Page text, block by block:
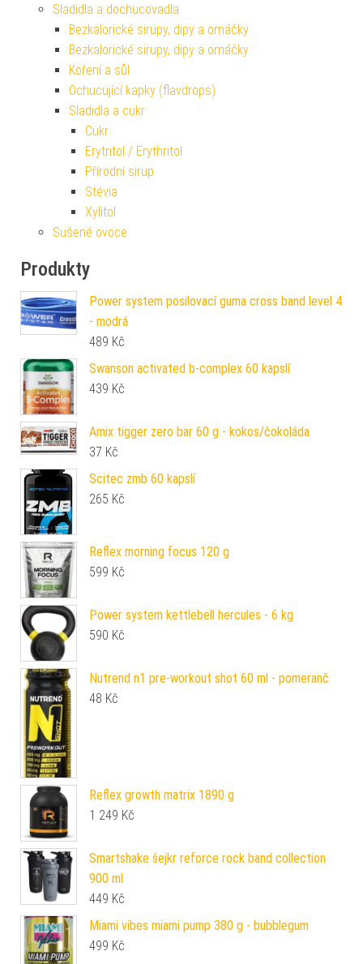
Sladidla a dochucovadla
Bezkalorické sirupy, dipy a omáčky
Bezkalorické sirupy, dipy a omáčky
Koření a sůl
Ochucující kapky (flavdrops)
Sladidla a cukr
Cukr
Erytritol / Erythritol
Přírodní sirup
Stévia
Xylitol
Sušené ovoce
Produkty
Power system posilovací guma cross band level 4
- modrá
489 Kč
Swanson activated b-complex 60 kapslí
439 Kč
Amix tigger zero bar 60 g - kokos/čokoláda
37 Kč
Scitec zmb 60 kapslí
265 Kč
Reflex morning focus 120 g
599 Kč
Power system kettlebell hercules - 6 kg
590 Kč
Nutrend n1 pre-workout shot 60 ml - pomeranč
48 Kč
Reflex growth matrix 1890 g
1 249 Kč
Smartshake šejkr reforce rock band collection
900 ml
449 Kč
Miami vibes miami pump 380 g - bubblegum
499 Kč